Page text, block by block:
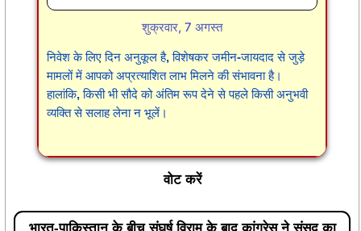
शुक्रवार, 7 अगस्त
निवेश के लिए दिन अनुकूल है, विशेषकर जमीन-जायदाद से जुड़े
मामलों में आपको अप्रत्याशित लाभ मिलने की संभावना है।
हालांकि, किसी भी सौदे को अंतिम रूप देने से पहले किसी अनुभवी
व्यक्ति से सलाह लेना न भूलें।
वोट करें